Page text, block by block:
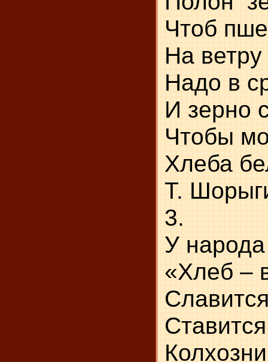
На ветру
И
Хлеба
Т.
3.
У